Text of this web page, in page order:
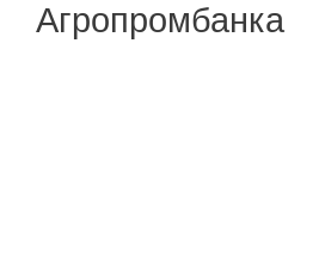
Агропромбанка